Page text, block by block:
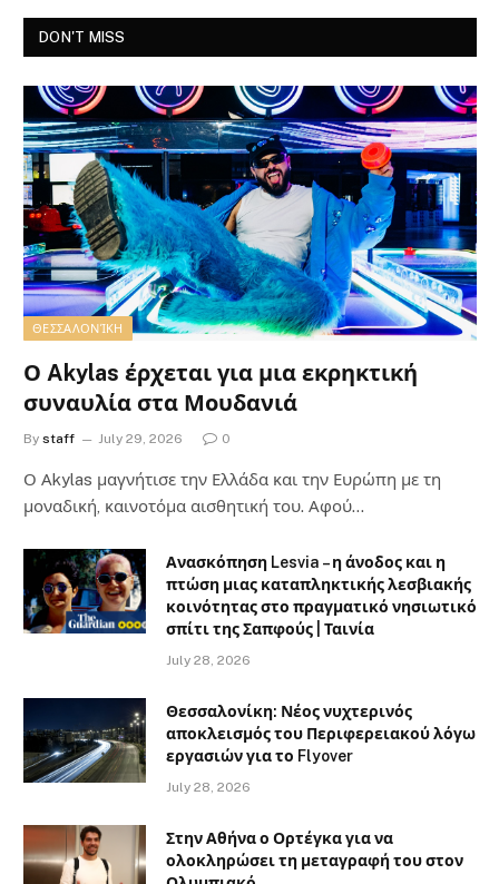
DON'T MISS
ΘΕΣΣΑΛΟΝΊΚΗ
Ο Akylas έρχεται για μια εκρηκτική
συναυλία στα Μουδανιά
By staff July 29, 2026 0
Ο Αkylas μαγνήτισε την Ελλάδα και την Ευρώπη με τη
μοναδική, καινοτόμα αισθητική του. Αφού…
Ανασκόπηση Lesvia – η άνοδος και η
πτώση μιας καταπληκτικής λεσβιακής
κοινότητας στο πραγματικό νησιωτικό
σπίτι της Σαπφούς | Ταινία
July 28, 2026
Θεσσαλονίκη: Νέος νυχτερινός
αποκλεισμός του Περιφερειακού λόγω
εργασιών για το Flyover
July 28, 2026
Στην Αθήνα ο Ορτέγκα για να
ολοκληρώσει τη μεταγραφή του στον